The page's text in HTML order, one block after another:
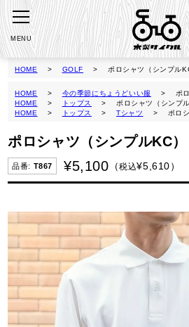
MENU
HOME GOLF ポロシャツ（シンプル
HOME 今の季節にちょうどいい服
ポ
HOME
トップス
ポロシャツ（シンプ
HOME
トップス Tシャツ ポロ
ポロシャツ（シンプルKC）
T867 ¥5,100 ¥5,610
税込